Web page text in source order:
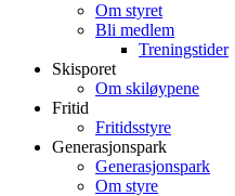
Om styret
Bli medlem
Treningstider
Skisporet
Om skiløypene
Fritid
Fritidsstyre
Generasjonspark
Generasjonspark
Om styre